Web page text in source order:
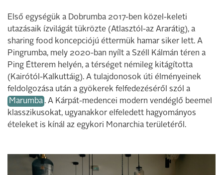
Első egységük a Dobrumba 2017-ben közel-keleti
utazásaik ízvilágát tükrözte (Atlasztól-az Ararátig), a
sharing food koncepciójú éttermük hamar siker lett. A
Pingrumba, mely 2020-ban nyílt a Széll Kálmán téren a
Ping Étterem helyén, a térséget némileg kitágította
(Kairótól-Kalkuttáig). A tulajdonosok úti élményeinek
feldolgozása után a gyökerek felfedezéséről szól a
Marumba . A Kárpát-medencei modern vendéglő beemel
klasszikusokat, ugyanakkor elfeledett hagyományos
ételeket is kínál az egykori Monarchia területéről.